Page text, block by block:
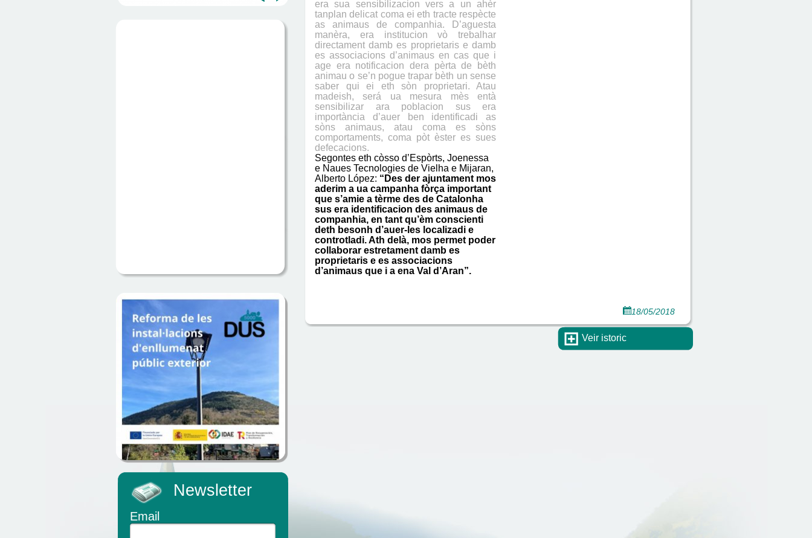
Newsletter
Email
era sua sensibilizacion vers a un ahèr
tanplan delicat coma ei eth tracte respècte
as animaus de companhia. D’aguesta
manèra, era institucion vò trebalhar
directament damb es proprietaris e damb
es associacions d’animaus en cas que i
age era notificacion dera pèrta de bèth
animau o se’n pogue trapar bèth un sense
saber qui ei eth sòn proprietari. Atau
madeish, será ua mesura mès entà
sensibilizar ara poblacion sus era
importància d’auer ben identificadi as
sòns animaus, atau coma es sòns
comportaments, coma pòt èster es sues
defecacions.
Segontes eth còsso d’Espòrts, Joenessa
e Naues Tecnologies de Vielha e Mijaran,
Alberto López: “Des der ajuntament mos
aderim a ua campanha fòrça important
que s’amie a tèrme des de Catalonha
sus era identificacion des animaus de
companhia, en tant qu’èm conscienti
deth besonh d’auer-les localizadi e
controtladi. Ath delà, mos permet poder
collaborar estretament damb es
proprietaris e es associacions
d’animaus que i a ena Val d’Aran”.
18/05/2018
Veir istoric